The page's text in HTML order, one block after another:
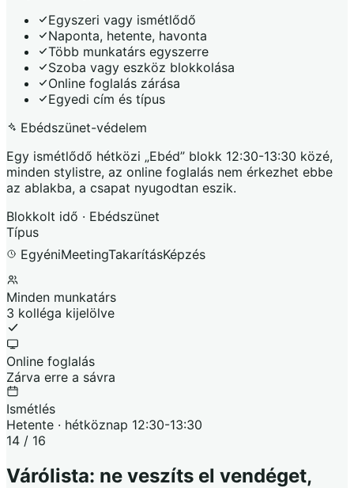
Egyszeri vagy ismétlődő
Naponta, hetente, havonta
Több munkatárs egyszerre
Szoba vagy eszköz blokkolása
Online foglalás zárása
Egyedi cím és típus
Ebédszünet-védelem
Egy ismétlődő hétközi „Ebéd” blokk 12:30-13:30 közé,
minden stylistre, az online foglalás nem érkezhet ebbe
az ablakba, a csapat nyugodtan eszik.
Blokkolt idő · Ebédszünet
Típus
EgyéniMeetingTakarításKépzés
Minden munkatárs
3 kolléga kijelölve
Online foglalás
Zárva erre a sávra
Ismétlés
Hetente · hétköznap 12:30-13:30
14 / 16
Várólista: ne veszíts el vendéget,